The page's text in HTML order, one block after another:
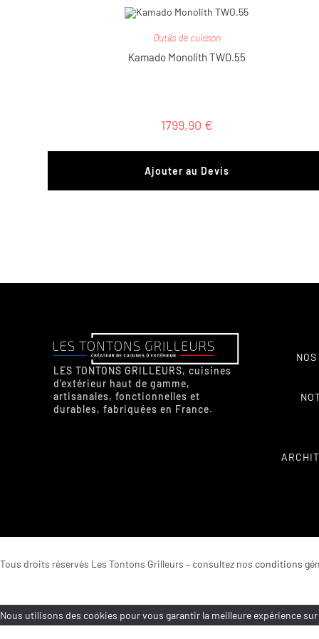
Outils de cuisson
Kamado Monolith TWO.55
1799,90 €
Ajouter au Devis
LES TONTONS GRILLEURS, cuisines
d’extérieur haut de gamme,
artisanales, fonctionnelles et
durables, fabriquées en France.
Tous droits réservés Les Tontons Grilleurs – consultez nos conditions
Nous utilisons des cookies pour vous garantir la meilleure expérience